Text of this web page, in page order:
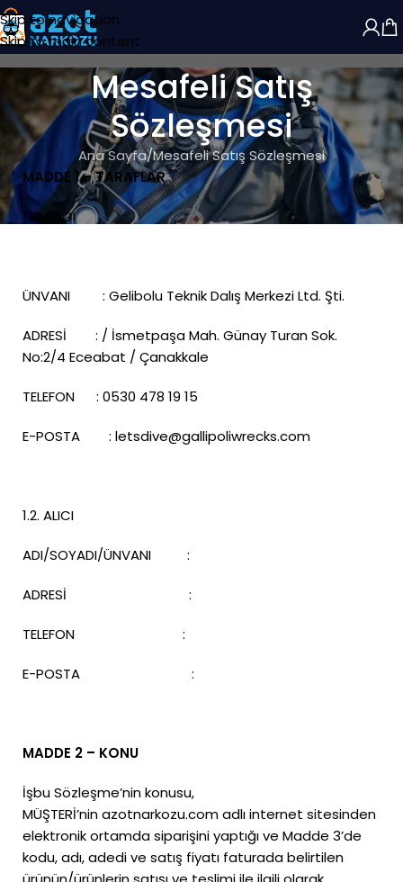
Skip to navigation
Skip to main content
Mesafeli Satış
Sözleşmesi
Ana Sayfa Mesafeli Satış Sözleşmesi
MADDE 1 – TARAFLAR
1.1SATICI
ÜNVANI : Gelibolu Teknik Dalış Merkezi Ltd. Şti.
ADRESİ : / İsmetpaşa Mah. Günay Turan Sok.
No:2/4 Eceabat / Çanakkale
TELEFON : 0530 478 19 15
E-POSTA : letsdive@gallipoliwrecks.com
1.2. ALICI
ADI/SOYADI/ÜNVANI :
ADRESİ :
TELEFON :
E-POSTA :
MADDE 2 – KONU
İşbu Sözleşme’nin konusu,
MÜŞTERİ’nin azotnarkozu.com adlı internet sitesinden
elektronik ortamda siparişini yaptığı ve Madde 3’de
kodu, adı, adedi ve satış fiyatı faturada belirtilen